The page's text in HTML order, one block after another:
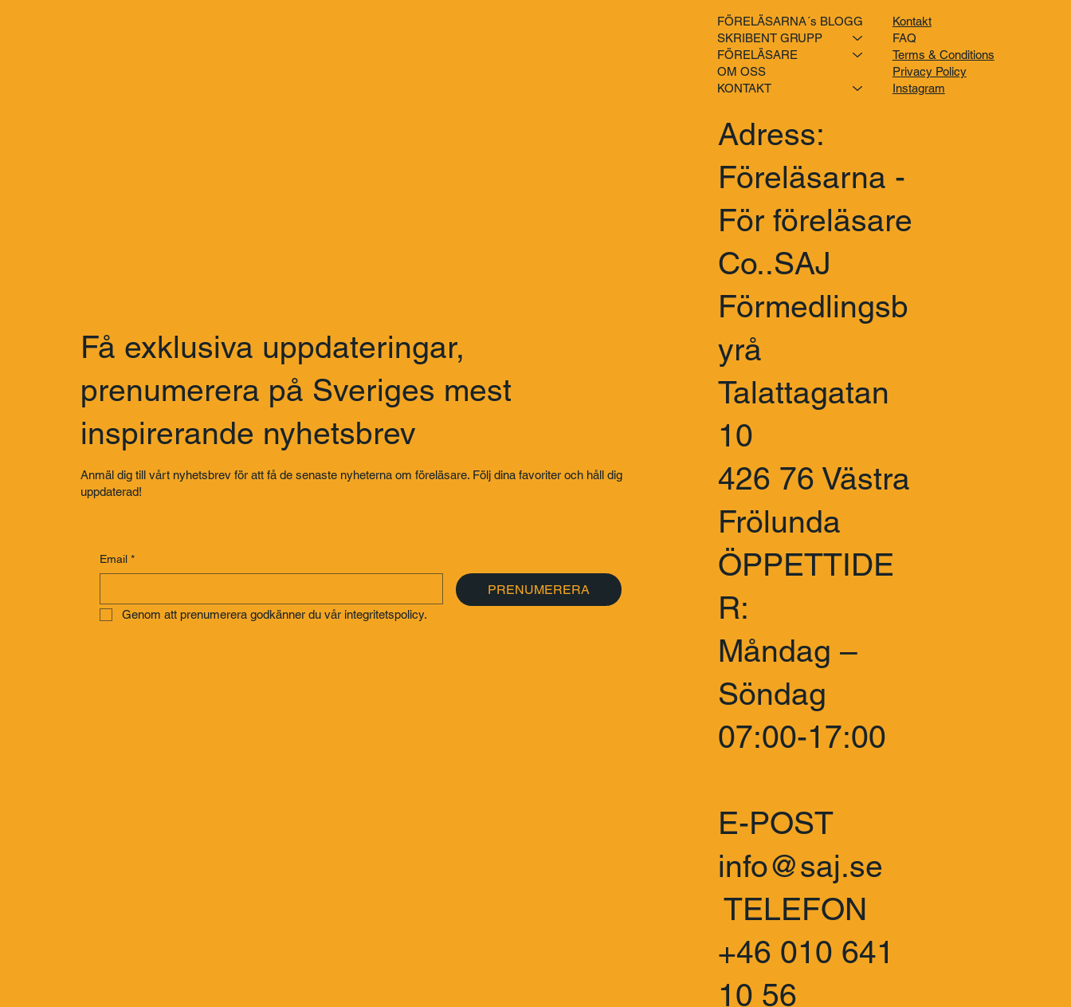
Få exklusiva uppdateringar,
prenumerera på Sveriges mest
inspirerande nyhetsbrev
Anmäl dig till vårt nyhetsbrev för att få de senaste nyheterna om föreläsare. Följ dina favoriter och håll dig
uppdaterad!
Email *
PRENUMERERA
Genom att prenumerera godkänner du vår integritetspolicy.
FÖRELÄSARNA´s BLOGG
SKRIBENT GRUPP
FÖRELÄSARE
OM OSS
KONTAKT
Adress:
Föreläsarna -
För föreläsare
Co..SAJ
Förmedlingsb
yrå
Talattagatan
10
426 76 Västra
Frölunda
ÖPPETTIDE
R:
Måndag –
Söndag
07:00-17:00
E-POST
info@saj.se
TELEFON
+46 010 641
10 56
Kontakt
FAQ
Terms & Conditions
Privacy Policy
Instagram